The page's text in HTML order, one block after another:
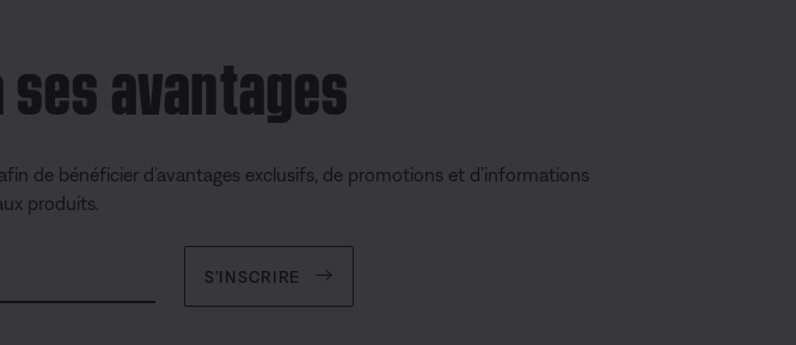
avantages
de bénéficier d’avantages exclusifs, de promotions et d’informations
produits.
S’INSCRIRE